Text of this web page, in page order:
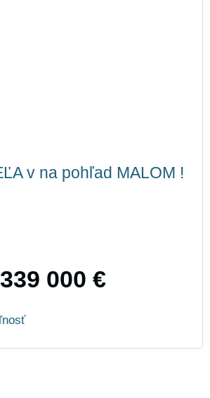
v na pohľad MALOM !
339 000 €